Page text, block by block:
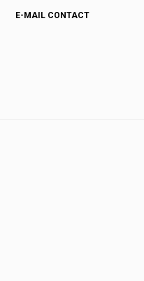
E-MAIL CONTACT